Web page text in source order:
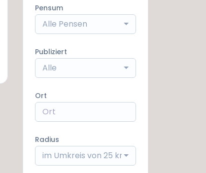
Pensum
Alle Pensen
Publiziert
Alle
Ort
Radius
im Umkreis von 25 km